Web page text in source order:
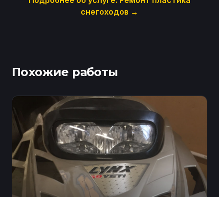
снегоходов →
Похожие работы